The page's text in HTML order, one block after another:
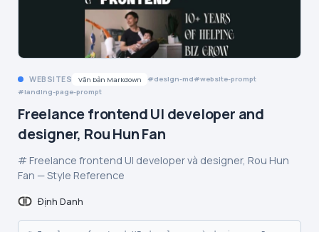
WEBSITES Văn bản Markdown design-md
website-prompt
landing-page-prompt
Freelance frontend UI developer and
designer, Rou Hun Fan
# Freelance frontend UI developer và designer, Rou Hun
Fan — Style Reference
Định Danh